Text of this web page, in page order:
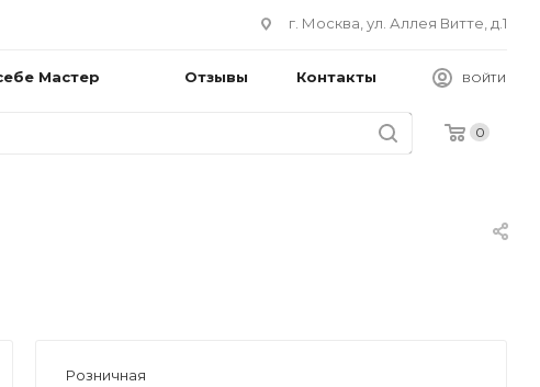
г. Москва, ул. Аллея Витте, д.1
Мастер Отзывы Контакты ВОЙТИ
0
Розничная